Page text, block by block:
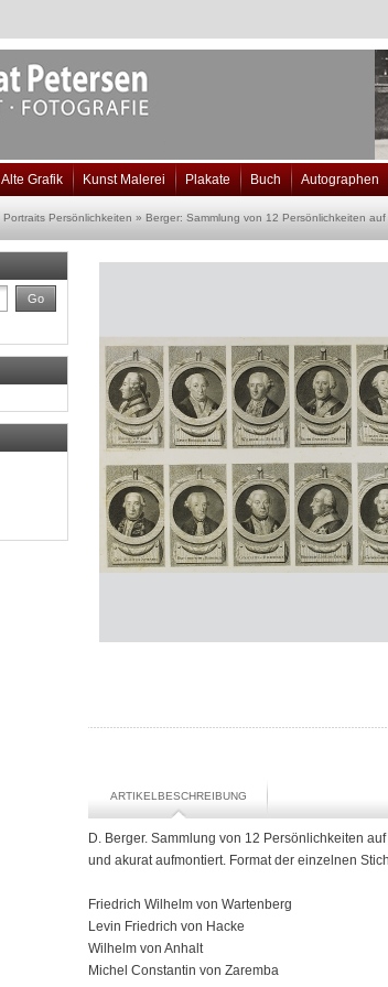
Alte Grafik Kunst Malerei Plakate Buch Autographen
Portraits Persönlichkeiten » Berger: Sammlung von 12 Persönlichkeiten
ARTIKELBESCHREIBUNG
D. Berger. Sammlung von 12 Persönlichkeiten
und akurat aufmontiert. Format der einzelnen
Friedrich Wilhelm von Wartenberg
Levin Friedrich von Hacke
Wilhelm von Anhalt
Michel Constantin von Zaremba
Go